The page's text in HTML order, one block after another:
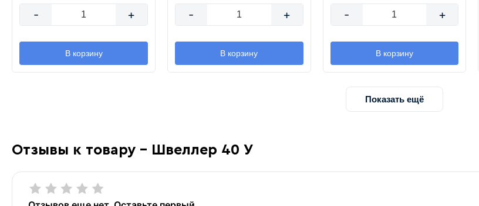
- +
В корзину
- +
В корзину
- +
В корзину
Показать ещё
Отзывы к товару - Швеллер 40 У